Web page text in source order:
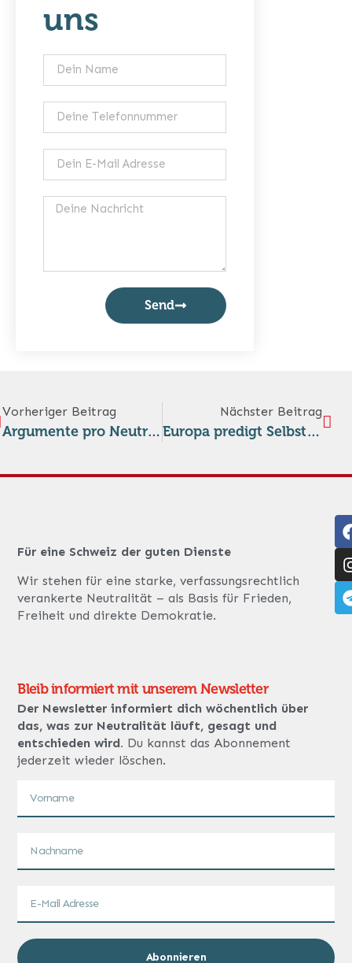
uns
Send
Vorheriger Beitrag
Argumente pro Neutralität schärfen und vermehren
Nächster Beitrag
Europa predigt Selbstachtung – und lebt unter fremden Militärbasen
Für eine Schweiz der guten Dienste
Wir stehen für eine starke, verfassungsrechtlich
verankerte Neutralität – als Basis für Frieden,
Freiheit und direkte Demokratie.
Bleib informiert mit unserem Newsletter
Der Newsletter informiert dich wöchentlich über
das, was zur Neutralität läuft, gesagt und
entschieden wird. Du kannst das Abonnement
jederzeit wieder löschen.
Abonnieren